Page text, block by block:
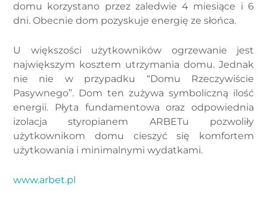
domu korzystano przez zaledwie 4 miesiące i 6
dni. Obecnie dom pozyskuje energię ze słońca.
U większości użytkowników ogrzewanie jest
największym kosztem utrzymania domu. Jednak
nie nie w przypadku “Domu Rzeczywiście
Pasywnego”. Dom ten zużywa symboliczną ilość
energii. Płyta fundamentowa oraz odpowiednia
izolacja styropianem ARBETu pozwoliły
użytkownikom domu cieszyć się komfortem
użytkowania i minimalnymi wydatkami.
www.arbet.pl